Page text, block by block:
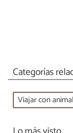
Categorías
Viajar con